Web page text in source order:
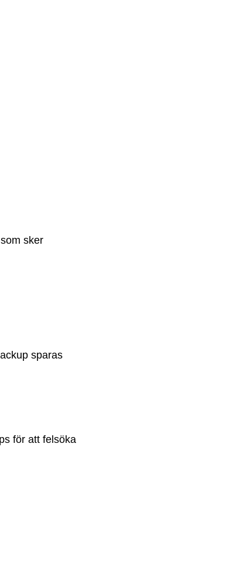
sker
sparas
för att felsöka